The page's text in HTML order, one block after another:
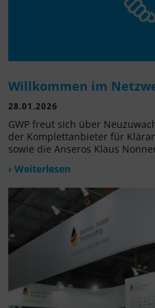
Willkommen im
28.01.2026
GWP freut sich über
der Komplettanbieter für
sowie die Anseros Klaus
› Weiterlesen